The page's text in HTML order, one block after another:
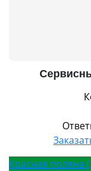
Красная поляна